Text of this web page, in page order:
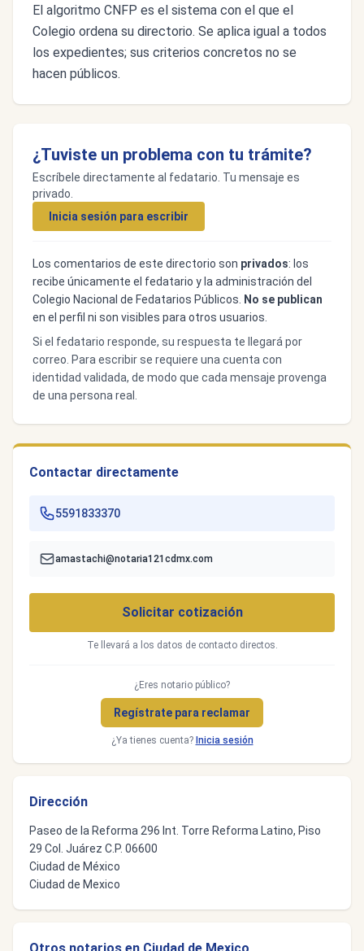
El algoritmo CNFP es el sistema con el que el
Colegio ordena su directorio. Se aplica igual a todos
los expedientes; sus criterios concretos no se
hacen públicos.
¿Tuviste un problema con tu trámite?
Escríbele directamente al fedatario. Tu mensaje es
privado.
Inicia sesión para escribir
Los comentarios de este directorio son privados: los
recibe únicamente el fedatario y la administración del
Colegio Nacional de Fedatarios Públicos.
No se publican
en el perfil ni son visibles para otros usuarios.
Si el fedatario responde, su respuesta te llegará por
correo. Para escribir se requiere una cuenta con
identidad validada, de modo que cada mensaje provenga
de una persona real.
Contactar directamente
5591833370
amastachi@notaria121cdmx.com
Solicitar cotización
Te llevará a los datos de contacto directos.
¿Eres notario público?
Regístrate para reclamar
¿Ya tienes cuenta? Inicia sesión
Dirección
Paseo de la Reforma 296 Int. Torre Reforma Latino, Piso
29 Col. Juárez C.P. 06600
Ciudad de México
Ciudad de Mexico